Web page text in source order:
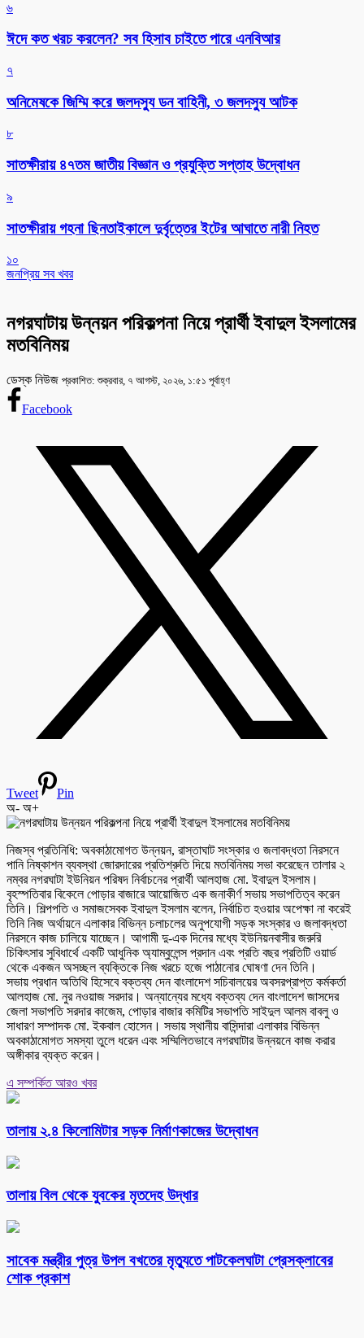
৬
ঈদে কত খরচ করলেন? সব হিসাব চাইতে পারে এনবিআর
৭
অনিমেষকে জিম্মি করে জলদস্যু ডন বাহিনী, ৩ জলদস্যু আটক
৮
সাতক্ষীরায় ৪৭তম জাতীয় বিজ্ঞান ও প্রযুক্তি সপ্তাহ উদ্বোধন
৯
সাতক্ষীরায় গহনা ছিনতাইকালে দুর্বৃত্তের ইটের আঘাতে নারী নিহত
১০
জনপ্রিয় সব খবর
নগরঘাটায় উন্নয়ন পরিকল্পনা নিয়ে প্রার্থী ইবাদুল ইসলামের
মতবিনিময়
ডেস্ক নিউজ প্রকাশিত: শুক্রবার, ৭ আগস্ট, ২০২৬, ১:৫১ পূর্বাহ্ণ
Facebook
Tweet
Pin
অ- অ+
নিজস্ব প্রতিনিধি: অবকাঠামোগত উন্নয়ন, রাস্তাঘাট সংস্কার ও জলাবদ্ধতা নিরসনে
পানি নিষ্কাশন ব্যবস্থা জোরদারের প্রতিশ্রুতি দিয়ে মতবিনিময় সভা করেছেন তালার ২
নম্বর নগরঘাটা ইউনিয়ন পরিষদ নির্বাচনের প্রার্থী আলহাজ মো. ইবাদুল ইসলাম।
বৃহস্পতিবার বিকেলে পোড়ার বাজারে আয়োজিত এক জনাকীর্ণ সভায় সভাপতিত্ব করেন
তিনি। শিল্পপতি ও সমাজসেবক ইবাদুল ইসলাম বলেন, নির্বাচিত হওয়ার অপেক্ষা না করেই
তিনি নিজ অর্থায়নে এলাকার বিভিন্ন চলাচলের অনুপযোগী সড়ক সংস্কার ও জলাবদ্ধতা
নিরসনে কাজ চালিয়ে যাচ্ছেন। আগামী দু-এক দিনের মধ্যে ইউনিয়নবাসীর জরুরি
চিকিৎসার সুবিধার্থে একটি আধুনিক অ্যাম্বুলেন্স প্রদান এবং প্রতি বছর প্রতিটি ওয়ার্ড
থেকে একজন অসচ্ছল ব্যক্তিকে নিজ খরচে হজে পাঠানোর ঘোষণা দেন তিনি।
সভায় প্রধান অতিথি হিসেবে বক্তব্য দেন বাংলাদেশ সচিবালয়ের অবসরপ্রাপ্ত কর্মকর্তা
আলহাজ মো. নুর নওয়াজ সরদার। অন্যান্যের মধ্যে বক্তব্য দেন বাংলাদেশ জাসদের
জেলা সভাপতি সরদার কাজেম, পোড়ার বাজার কমিটির সভাপতি সাইদুল আলম বাবলু ও
সাধারণ সম্পাদক মো. ইকবাল হোসেন। সভায় স্থানীয় বাসিন্দারা এলাকার বিভিন্ন
অবকাঠামোগত সমস্যা তুলে ধরেন এবং সম্মিলিতভাবে নগরঘাটার উন্নয়নে কাজ করার
অঙ্গীকার ব্যক্ত করেন।
এ সম্পর্কিত আরও খবর
তালায় ২.৪ কিলোমিটার সড়ক নির্মাণকাজের উদ্বোধন
তালায় বিল থেকে যুবকের মৃতদেহ উদ্ধার
সাবেক মন্ত্রীর পুত্র উপল বখতের মৃত্যুতে পাটকেলঘাটা প্রেসক্লাবের
শোক প্রকাশ